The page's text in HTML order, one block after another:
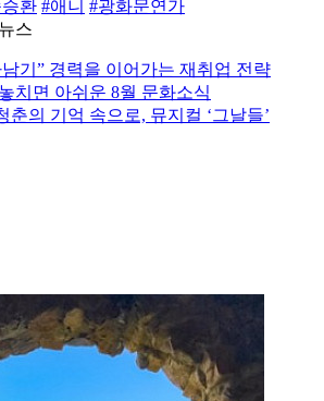
환 #애니 #광화문연가
스
기” 경력을 이어가는 재취업 전략
치면 아쉬운 8월 문화소식
춘의 기억 속으로, 뮤지컬 ‘그날들’